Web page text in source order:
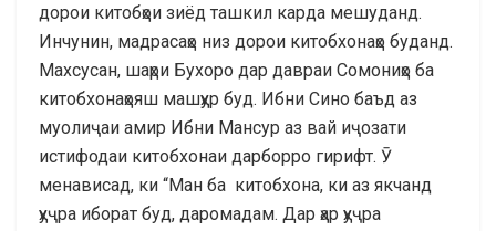
дорои китобҳои зиёд ташкил карда мешуданд.
Инчунин, мадрасаҳо низ дорои китобхонаҳо буданд.
Махсусан, шаҳри Бухоро дар давраи Сомониҳо ба
китобхонаҳояш машҳур буд. Ибни Сино баъд аз
муолиҷаи амир Ибни Мансур аз вай иҷозати
истифодаи китобхонаи дарборро гирифт. Ӯ
менависад, ки “Ман ба китобхона, ки аз якчанд
ҳуҷра иборат буд, даромадам. Дар ҳар ҳуҷра